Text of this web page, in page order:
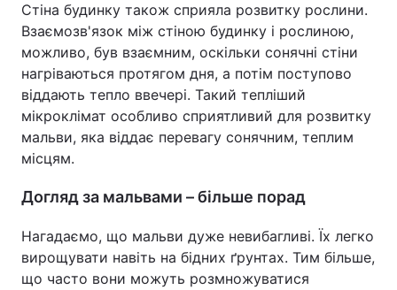
Стіна будинку також сприяла розвитку рослини.
Взаємозв'язок між стіною будинку і рослиною,
можливо, був взаємним, оскільки сонячні стіни
нагріваються протягом дня, а потім поступово
віддають тепло ввечері. Такий тепліший
мікроклімат особливо сприятливий для розвитку
мальви, яка віддає перевагу сонячним, теплим
місцям.
Догляд за мальвами – більше порад
Нагадаємо, що мальви дуже невибагливі. Їх легко
вирощувати навіть на бідних ґрунтах. Тим більше,
що часто вони можуть розмножуватися